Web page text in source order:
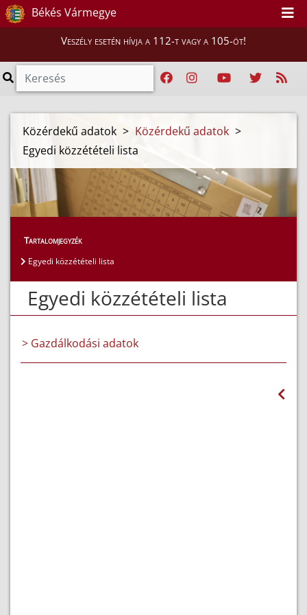
Békés Vármegye
Veszély esetén hívja a 112-t vagy a 105-öt!
Közérdekű adatok > Közérdekű adatok >
Egyedi közzétételi lista
Tartalomjegyzék
Egyedi közzétételi lista
Egyedi közzétételi lista
> Gazdálkodási adatok